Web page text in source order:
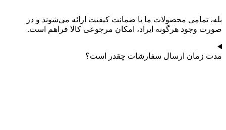
بله، تمامی محصولات ما با ضمانت کیفیت ارائه می‌شوند و در
صورت وجود هرگونه ایراد، امکان مرجوعی کالا فراهم است.
مدت زمان ارسال سفارشات چقدر است؟